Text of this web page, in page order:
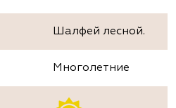
Шалфей лесной.
Многолетние